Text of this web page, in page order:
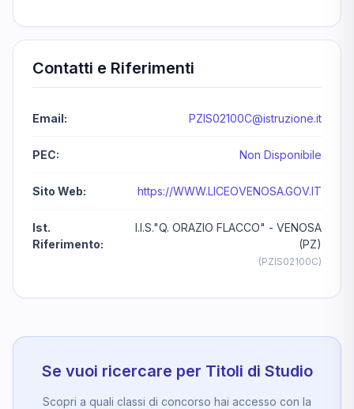
Contatti e Riferimenti
Email: PZIS02100C@istruzione.it
PEC: Non Disponibile
Sito Web: https://WWW.LICEOVENOSA.GOV.IT
Ist.
Riferimento:
I.I.S."Q. ORAZIO FLACCO" - VENOSA
(PZ)
(PZIS02100C)
Se vuoi ricercare per Titoli di Studio
Scopri a quali classi di concorso hai accesso con la